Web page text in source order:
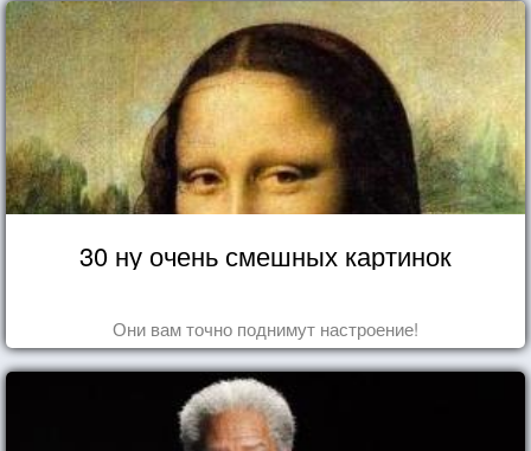
30 ну очень смешных картинок
Они вам точно поднимут настроение!